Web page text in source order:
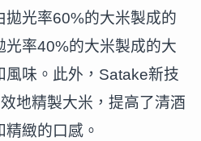
拋光率60%的大米製成的
光率40%的大米製成的大
風味。此外，Satake新技
地精製大米，提高了清酒
緻的口感。